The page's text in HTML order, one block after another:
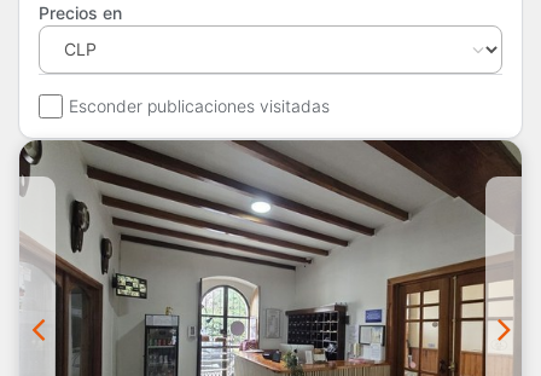
Precios en
Esconder publicaciones visitadas